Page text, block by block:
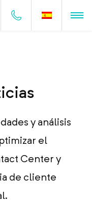
y análisis
el
Center y
de cliente